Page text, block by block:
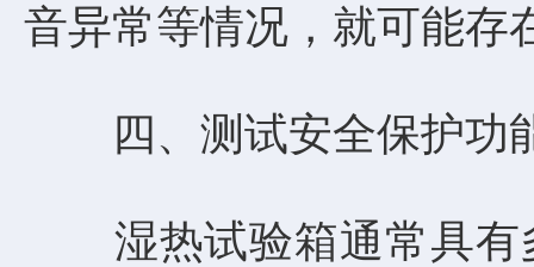
音异常等情况，就可能存
四、测试安全保护功
湿热试验箱通常具有